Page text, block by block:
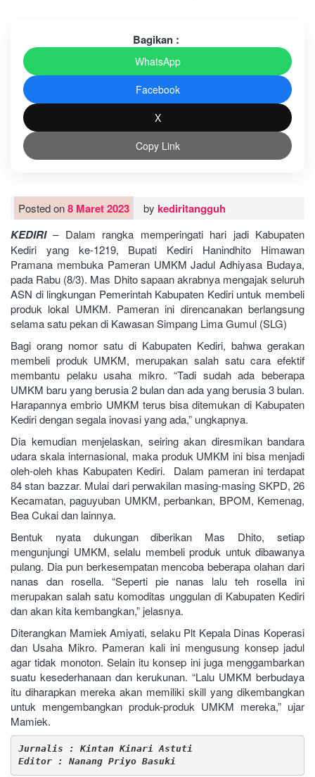
Bagikan :
WhatsApp
Facebook
X
Copy Link
Posted on8 Maret 2023 by kediritangguh
KEDIRI– Dalam rangka memperingati hari jadi Kabupaten
Kediri yang ke-1219, Bupati Kediri Hanindhito Himawan
Pramana membuka Pameran UMKM Jadul Adhiyasa Budaya,
pada Rabu (8/3). Mas Dhito sapaan akrabnya mengajak seluruh
ASN di lingkungan Pemerintah Kabupaten Kediri untuk membeli
produk lokal UMKM. Pameran ini direncanakan berlangsung
selama satu pekan di Kawasan Simpang Lima Gumul (SLG)
Bagi orang nomor satu di Kabupaten Kediri, bahwa gerakan
membeli produk UMKM, merupakan salah satu cara efektif
membantu pelaku usaha mikro. “Tadi sudah ada beberapa
UMKM baru yang berusia 2 bulan dan ada yang berusia 3 bulan.
Harapannya embrio UMKM terus bisa ditemukan di Kabupaten
Kediri dengan segala inovasi yang ada,” ungkapnya.
Dia kemudian menjelaskan, seiring akan diresmikan bandara
udara skala internasional, maka produk UMKM ini bisa menjadi
oleh-oleh khas Kabupaten Kediri. Dalam pameran ini terdapat
84 stan bazzar. Mulai dari perwakilan masing-masing SKPD, 26
Kecamatan, paguyuban UMKM, perbankan, BPOM, Kemenag,
Bea Cukai dan lainnya.
Bentuk nyata dukungan diberikan Mas Dhito, setiap
mengunjungi UMKM, selalu membeli produk untuk dibawanya
pulang. Dia pun berkesempatan mencoba beberapa olahan dari
nanas dan rosella. “Seperti pie nanas lalu teh rosella ini
merupakan salah satu komoditas unggulan di Kabupaten Kediri
dan akan kita kembangkan,” jelasnya.
Diterangkan Mamiek Amiyati, selaku Plt Kepala Dinas Koperasi
dan Usaha Mikro. Pameran kali ini mengusung konsep jadul
agar tidak monoton. Selain itu konsep ini juga menggambarkan
suatu kesederhanaan dan kerukunan. “Lalu UMKM berbudaya
itu diharapkan mereka akan memiliki skill yang dikembangkan
untuk mengembangkan produk-produk UMKM mereka,” ujar
Mamiek.
Jurnalis : Kintan Kinari Astuti
Editor : Nanang Priyo Basuki